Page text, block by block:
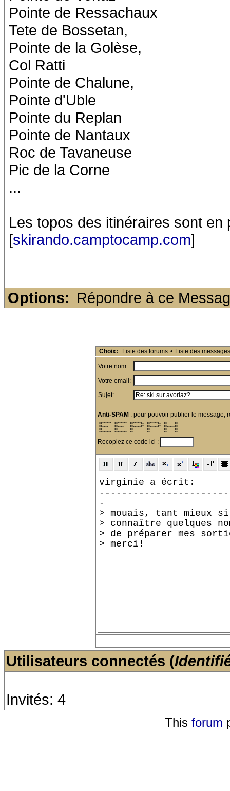
Pointe de Ressachaux
Tete de Bossetan,
Pointe de la Golèse,
Col Ratti
Pointe de Chalune,
Pointe d'Uble
Pointe du Replan
Pointe de Nantaux
Roc de Tavaneuse
Pic de la Corne
...
Les topos des itinéraires sont
[skirando.camptocamp.com]
Options: Répondre à ce
Choix: Liste des forums • Liste des messages
Votre nom:
Votre email:
Sujet:
Anti-SPAM : pour pouvoir publier le message,
********  ********  ********   ********   **     **
**        **        **     **  **     **  **     **
**        **        **     **  **     **  **     **
******    ******    ********   ********   *********
**        **        **         **         **     **
**        **        **         **         **     **
********  ********  **         **         **     **
Recopiez ce code ici :
Utilisateurs connectés (
Invités: 4
This forum